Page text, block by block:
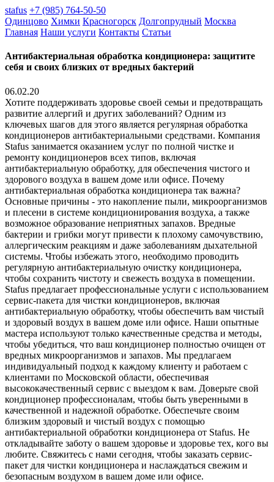
stafus +7 (985) 764-50-50
Одинцово Химки Красногорск Долгопрудный Москва
Главная Наши услуги Контакты Статьи
Антибактериальная обработка кондиционера: защитите
себя и своих близких от вредных бактерий
06.02.20
Хотите поддерживать здоровье своей семьи и предотвращать
развитие аллергий и других заболеваний? Одним из
ключевых шагов для этого является регулярная обработка
кондиционеров антибактериальными средствами. Компания
Stafus занимается оказанием услуг по полной чистке и
ремонту кондиционеров всех типов, включая
антибактериальную обработку, для обеспечения чистого и
здорового воздуха в вашем доме или офисе. Почему
антибактериальная обработка кондиционера так важна?
Основные причины - это накопление пыли, микроорганизмов
и плесени в системе кондиционирования воздуха, а также
возможное образование неприятных запахов. Вредные
бактерии и грибки могут привести к плохому самочувствию,
аллергическим реакциям и даже заболеваниям дыхательной
системы. Чтобы избежать этого, необходимо проводить
регулярную антибактериальную очистку кондиционера,
чтобы сохранить чистоту и свежесть воздуха в помещении.
Stafus предлагает профессиональные услуги с использованием
сервис-пакета для чистки кондиционеров, включая
антибактериальную обработку, чтобы обеспечить вам чистый
и здоровый воздух в вашем доме или офисе. Наши опытные
мастера используют только качественные средства и методы,
чтобы убедиться, что ваш кондиционер полностью очищен от
вредных микроорганизмов и запахов. Мы предлагаем
индивидуальный подход к каждому клиенту и работаем с
клиентами по Московской области, обеспечивая
высококачественный сервис с выездом к вам. Доверьте свой
кондиционер профессионалам, чтобы быть уверенными в
качественной и надежной обработке. Обеспечьте своим
близким здоровый и чистый воздух с помощью
антибактериальной обработки кондиционера от Stafus. Не
откладывайте заботу о вашем здоровье и здоровье тех, кого вы
любите. Свяжитесь с нами сегодня, чтобы заказать сервис-
пакет для чистки кондиционера и наслаждаться свежим и
безопасным воздухом в вашем доме или офисе.